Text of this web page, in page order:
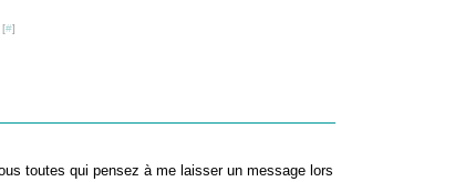
[#]
toutes qui pensez à me laisser un message lors